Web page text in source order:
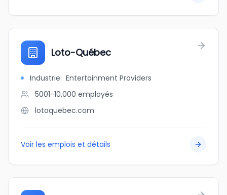
Loto-Québec
Industrie: Entertainment Providers
5001-10,000 employés
lotoquebec.com
Voir les emplois et détails